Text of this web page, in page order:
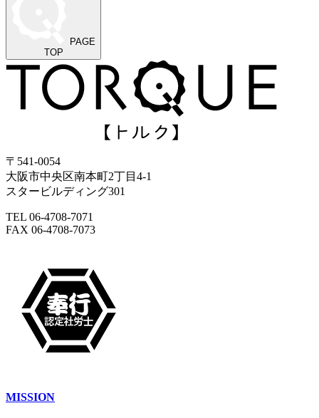
PAGE
TOP
〒541-0054
大阪市中央区南本町2丁目4-1
スタービルディング301
TEL 06-4708-7071
FAX 06-4708-7073
MISSION